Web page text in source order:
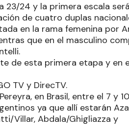
23/24 y la primera escala
de cuatro duplas
en la rama femenina por
que en el masculino
de esta primera etapa y en
TV y DirecTV.
en Brasil, entre el 7 y
ya que allí estarán
Villar, Abdala/Ghigliazza y